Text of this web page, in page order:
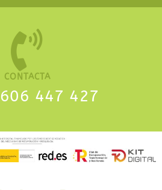
CONTACTA
606 447 427